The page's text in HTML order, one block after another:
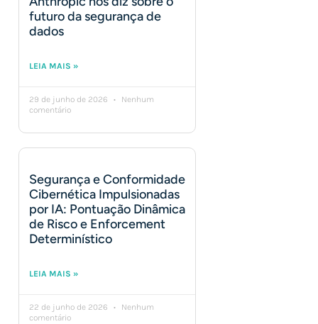
futuro da segurança de
dados
LEIA MAIS »
29 de junho de 2026
Nenhum
comentário
Segurança e Conformidade
Cibernética Impulsionadas
por IA: Pontuação Dinâmica
de Risco e Enforcement
Determinístico
LEIA MAIS »
22 de junho de 2026
Nenhum
comentário